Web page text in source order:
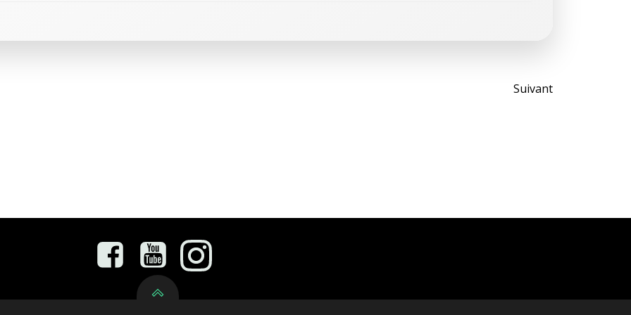
Post
Suivant